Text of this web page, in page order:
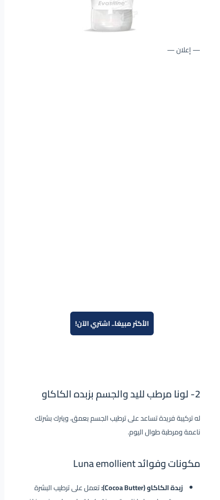
— إعلان —
الأكثر مبيعًا.. اشتري الآن!
2- لونا مرطب لليد والجسم بزبده الكاكاو
له تركيبة فريدة تساعد على ترطيب الجسم بعمق، ويترك بشرتك
ناعمة ومرطبة طوال اليوم.
مكونات وفوائد Luna emollient
زبدة الكاكاو (Cocoa Butter):
تعمل على ترطيب البشرة